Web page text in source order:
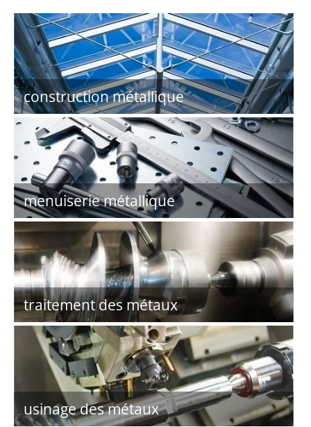
construction métallique
menuiserie métallique
traitement des métaux
usinage des métaux